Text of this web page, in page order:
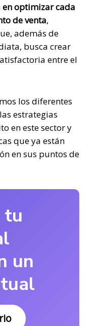
optimizar cada
de venta,
además de
busca crear
entre el
los diferentes
estrategias
en este sector y
que ya están
en sus puntos de
tu
un